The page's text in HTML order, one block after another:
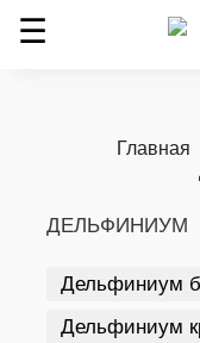
Главная
ДЕЛЬФИНИУМ
Дельфиниум
Дельфиниум